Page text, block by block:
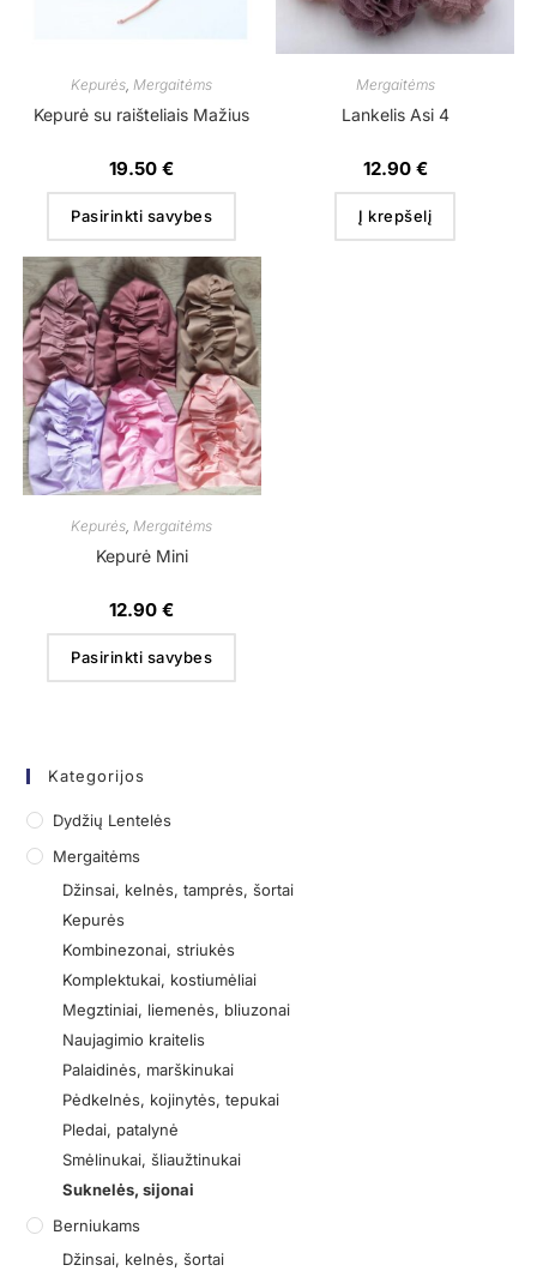
Kepurės,Mergaitėms
Kepurė su raišteliais Mažius
19.50€
Pasirinkti savybes
Mergaitėms
Lankelis Asi 4
12.90 €
Į krepšelį
Kepurės Mergaitėms
Kepurė Mini
12.90€
Pasirinkti savybes
Kategorijos
Dydžių Lentelės
Mergaitėms
Džinsai, kelnės, tamprės, šortai
Kepurės
Kombinezonai, striukės
Komplektukai, kostiumėliai
Megztiniai, liemenės, bliuzonai
Naujagimio kraitelis
Palaidinės, marškinukai
Pėdkelnės, kojinytės, tepukai
Pledai, patalynė
Smėlinukai, šliaužtinukai
Suknelės, sijonai
Berniukams
Džinsai, kelnės, šortai